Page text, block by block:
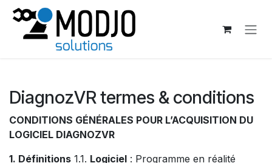
Skip to Content
DiagnozVR termes & conditions
CONDITIONS GÉNÉRALES POUR L’ACQUISITION DU
LOGICIEL DIAGNOZVR
1. Définitions 1.1. Logiciel : Programme en réalité